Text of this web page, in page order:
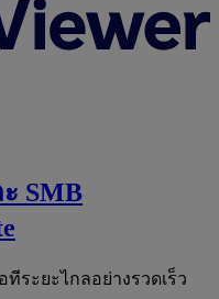
SMB
ระยะไกลอย่างรวดเร็ว